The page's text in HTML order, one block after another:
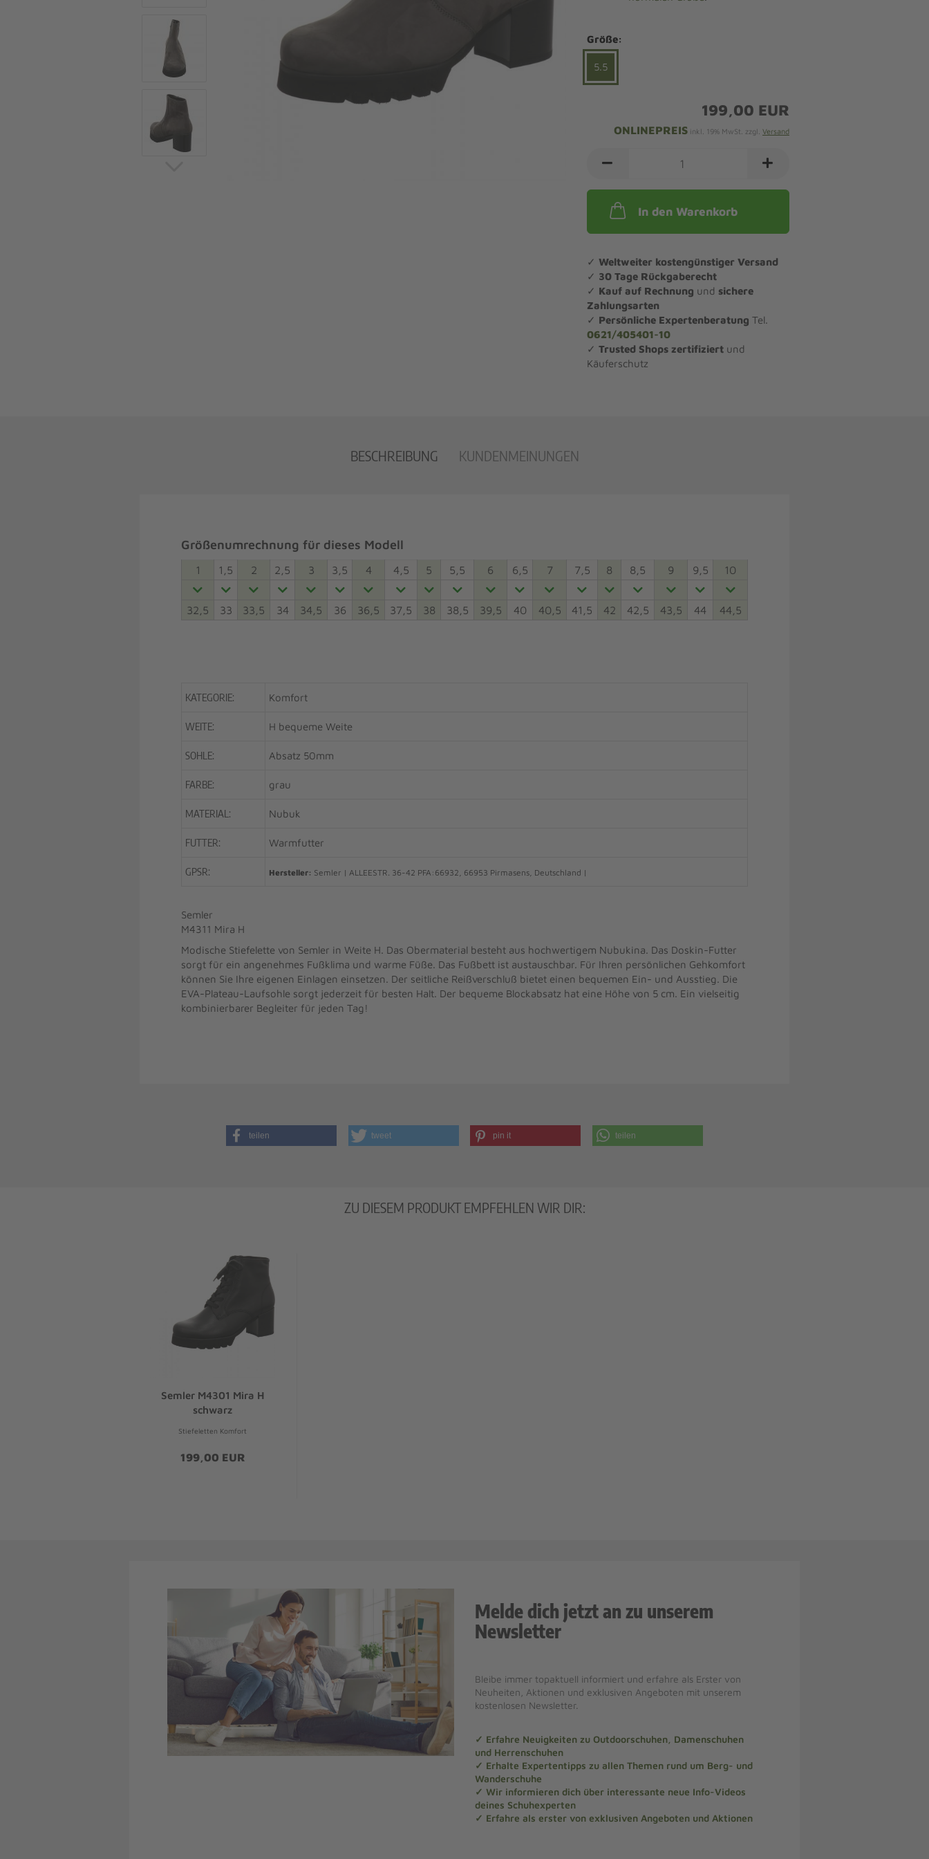
Jagdschuhe
Jagdschuhe für Damen
Winterjagd und
Gummistiefel
Zwiegenähte Jagdschuhe
Outdoor
Angebote Outdoorschuhe
Sandalen Komfort
Slipper Komfort
Größe:
5.5
199,00 EUR
ONLINEPREISinkl. 19% MwSt. zzgl. Versand
In den Warenkorb
✓ Weltweiter kostengünstiger Versand
✓ 30 Tage Rückgaberecht
✓ Kauf auf Rechnung und sichere
Zahlungsarten
✓ Persönliche Expertenberatung Tel.
0621/405401-10
✓ Trusted Shops zertifiziertund
Käuferschutz
BESCHREIBUNG KUNDENMEINUNGEN
Größenumrechnung für dieses Modell
1 1,5 2 2,5 3 3,5 4 4,5 5 5,5 6 6,5 7 7,5 8 8,5 9 9,5 10
32,5 33 33,5 34 34,5 36 36,5 37,5 38 38,5 39,5 40 40,5 41,5 42 42,5 43,5 44 44,5
KATEGORIE: Komfort
WEITE: H bequeme Weite
SOHLE: Absatz 50mm
FARBE: grau
MATERIAL: Nubuk
FUTTER: Warmfutter
GPSR: Hersteller: Semler | ALLEESTR. 36-42 PFA:66932, 66953 Pirmasens, Deutschland |
Semler
M4311 Mira H
Modische Stiefelette von Semler in Weite H. Das Obermaterial besteht aus hochwertigem Nubukina. Das Doskin-Futter
sorgt für ein angenehmes Fußklima und warme Füße. Das Fußbett ist austauschbar. Für Ihren persönlichen Gehkomfort
können Sie Ihre eigenen Einlagen einsetzen. Der seitliche Reißverschluß bietet einen bequemen Ein- und Ausstieg. Die
EVA-Plateau-Laufsohle sorgt jederzeit für besten Halt. Der bequeme Blockabsatz hat eine Höhe von 5 cm. Ein vielseitig
kombinierbarer Begleiter für jeden Tag!
teilen tweet pin it teilen
ZU DIESEM PRODUKT EMPFEHLEN WIR DIR:
Semler M4301 Mira H
schwarz
Stiefeletten Komfort
199,00 EUR
Melde dich jetzt an zu unserem
Newsletter
Bleibe immer topaktuell informiert und erfahre als Erster von
Neuheiten, Aktionen und exklusiven Angeboten mit unserem
kostenlosen Newsletter.
✓ Erfahre Neuigkeiten zu Outdoorschuhen, Damenschuhen
und Herrenschuhen
✓ Erhalte Expertentipps zu allen Themen rund um Berg- und
Wanderschuhe
✓ Wir informieren dich über interessante neue Info-Videos
deines Schuhexperten
✓ Erfahre als erster von exklusiven Angeboten und Aktionen